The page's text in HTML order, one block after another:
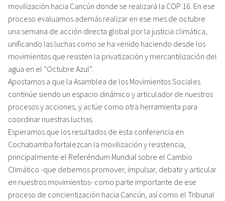
movilización hacia Cancún donde se realizará la COP 16. En ese
proceso evaluamos además realizar en ese mes de octubre
una semana de acción directa global por la justicia climática,
unificando las luchas como se ha venido haciendo desde los
movimientos que resisten la privatización y mercantilización del
agua en el “Octubre Azul”.
Apostamos a que la Asamblea de los Movimientos Sociales
continúe siendo un espacio dinámico y articulador de nuestros
procesos y acciones, y actúe como otra herramienta para
coordinar nuestras luchas.
Esperamos que los resultados de esta conferencia en
Cochabamba fortalezcan la movilización y resistencia,
principalmente el Referéndum Mundial sobre el Cambio
Climático -que debemos promover, impulsar, debatir y articular
en nuestros movimientos- como parte importante de ese
proceso de concientización hacia Cancún, así como el Tribunal